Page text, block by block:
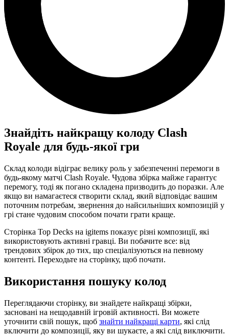
Знайдіть найкращу колоду Clash
Royale для будь-якої гри
Склад колоди відіграє велику роль у забезпеченні перемоги в
будь-якому матчі Clash Royale. Чудова збірка майже гарантує
перемогу, тоді як погано складена призводить до поразки. Але
якщо ви намагаєтеся створити склад, який відповідає вашим
поточним потребам, звернення до найсильніших композицій у
грі стане чудовим способом почати грати краще.
Сторінка Top Decks на igitems показує різні композиції, які
використовують активні гравці. Ви побачите все: від
трендових збірок до тих, що спеціалізуються на певному
контенті. Переходьте на сторінку, щоб почати.
Використання пошуку колод
Переглядаючи сторінку, ви знайдете найкращі збірки,
засновані на нещодавній ігровій активності. Ви можете
уточнити свій пошук, щоб знайти найкращі карти, які слід
включити до композиції, яку ви шукаєте, а які слід виключити.